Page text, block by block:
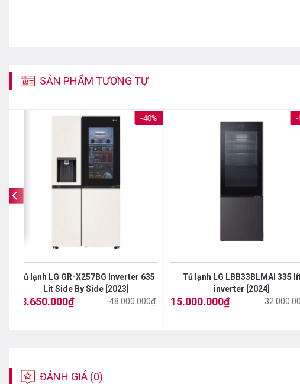
SẢN PHẨM TƯƠNG TỰ
-40%
Tủ lạnh LG GR-X257BG Inverter 635
Lít Side By Side [2023]
48.000.000₫
Giá
28.650.000₫
Giá
-
Tủ lạnh LG LBB33BLMAI 335
inverter [2024]
Giá
15.000.000₫
Giá
ĐÁNH GIÁ (0)